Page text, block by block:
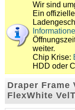
Wir sind
Ein
weiter.
Chip Krise:
HDD oder
Draper Frame
FlexWhite